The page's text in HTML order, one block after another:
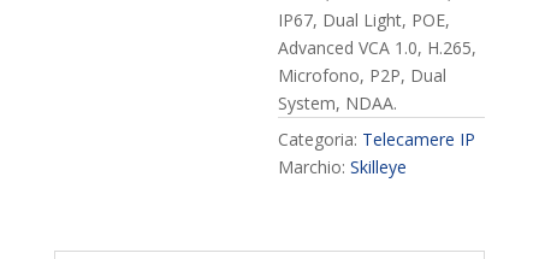
IP67, Dual Light, POE,
Advanced VCA 1.0, H.265,
Microfono, P2P, Dual
System, NDAA.
Categoria: Telecamere IP
Marchio:Skilleye